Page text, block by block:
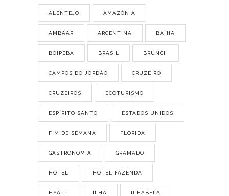
ALENTEJO AMAZÔNIA
AMBAAR ARGENTINA BAHIA
BOIPEBA BRASIL BRUNCH
CAMPOS DO JORDÃO CRUZEIRO
CRUZEIROS ECOTURISMO
ESPÍRITO SANTO ESTADOS UNIDOS
FIM DE SEMANA FLORIDA
GASTRONOMIA GRAMADO
HOTEL HOTEL-FAZENDA
HYATT ILHA ILHABELA